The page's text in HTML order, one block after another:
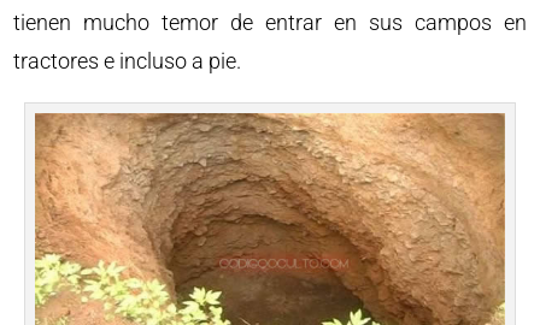
tienen mucho temor de entrar en sus campos en
tractores e incluso a pie.